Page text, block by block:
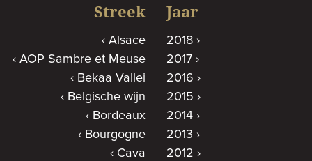
Streek
Alsace
AOP Sambre et Meuse
Bekaa Vallei
Belgische wijn
Bordeaux
Bourgogne
Cava
Jaar
2018
2017
2016
2015
2014
2013
2012